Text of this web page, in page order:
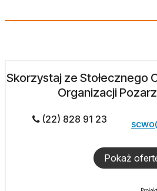
Skorzystaj ze Stołecznego
Organizacji
(22) 828 91 23
Pokaż